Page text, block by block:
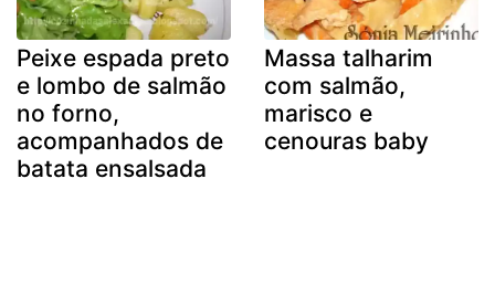
Peixe espada preto
e lombo de salmão
no forno,
acompanhados de
batata ensalsada
Massa talharim
com salmão,
marisco e
cenouras baby